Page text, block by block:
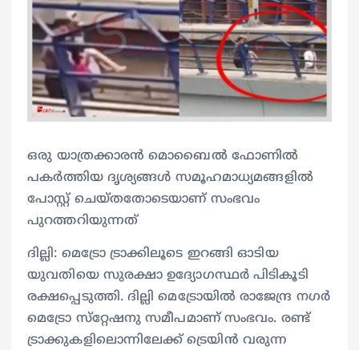
ഒരു യാത്രക്കാരൻ മൊബൈൽ ഫോണിൽ
പകർത്തിയ ദൃശ്യങ്ങൾ സമൂഹമാധ്യമങ്ങളിൽ
പോസ്റ്റ് ചെയ്തതോടെയാണ് സംഭവം
പുറത്തറിയുന്നത്
ദില്ലി: മെട്രോ ട്രാക്കിലൂടെ ഇറങ്ങി ഓടിയ
യുവതിയെ സുരക്ഷാ ഉദ്യോഗസ്ഥർ പിടികൂടി
രക്ഷപ്പെടുത്തി. ദില്ലി മെട്രോയിൽ രാജേന്ദ്ര നഗർ
മെട്രോ സ്‌റ്റേഷനു സമീപമാണ് സംഭവം. രണ്ട്
ട്രാക്കുകളിലൊന്നിലേക്ക് ട്രെയിൻ വരുന്ന